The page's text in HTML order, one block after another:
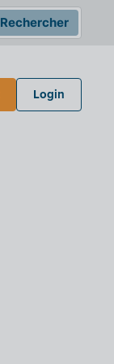
Rechercher
Login